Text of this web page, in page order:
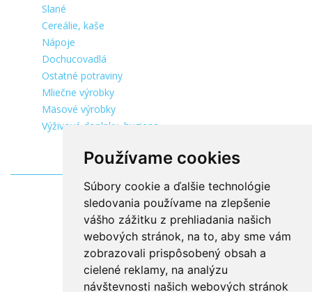
Používame cookies
Súbory cookie a ďalšie technológie
sledovania používame na zlepšenie
vášho zážitku z prehliadania našich
webových stránok, na to, aby sme vám
zobrazovali prispôsobený obsah a
cielené reklamy, na analýzu
návštevnosti našich webových stránok
Slané
Cereálie, kaše
Nápoje
Dochucovadlá
Ostatné potraviny
Mliečne výrobky
Mäsové výrobky
Výživové doplnky, hygiena